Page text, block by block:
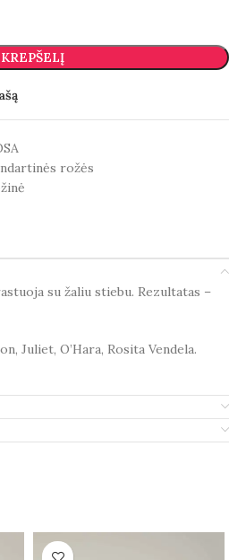
rožės
su žaliu stiebu. Rezultatas –
Juliet, O’Hara, Rosita Vendela.